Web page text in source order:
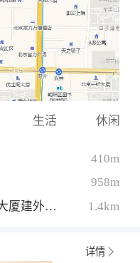
生活 休闲
410m
958m
永安里(建国门外大街贵友大厦建外店西南侧约60米)
1.4km
详情